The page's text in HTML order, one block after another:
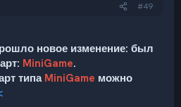
#49
новое изменение: был
MiniGame.
типа MiniGame можно